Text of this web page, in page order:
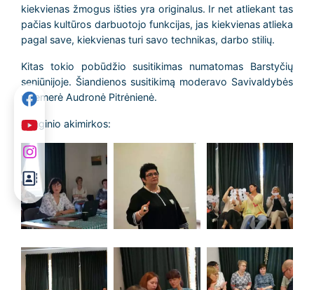
kiekvienas žmogus išties yra originalus. Ir net atliekant tas
pačias kultūros darbuotojo funkcijas, jas kiekvienas atlieka
pagal save, kiekvienas turi savo technikas, darbo stilių.
Kitas tokio pobūdžio susitikimas numatomas Barstyčių
seniūnijoje. Šiandienos susitikimą moderavo Savivaldybės
vicemerė Audronė Pitrėnienė.
Renginio akimirkos: